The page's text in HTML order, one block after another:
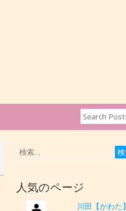
人気のページ
川田【かわた】